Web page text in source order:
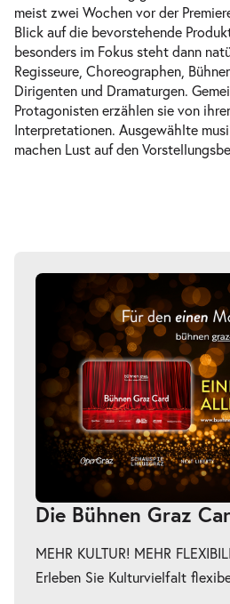
So. 06.12.2026
11:00–12:15 Uhr
Vor der Premiere »Im
Vor der Premiere
Paradise«-
So.
14.03.2027
So. 14.03.2027
11:00–12:15 Uhr
Vor der Premiere
So. 02.05.2027
11:00–12:15 Uhr
meist zwei Wochen vor der
Blick auf die bevorstehende
besonders im Fokus steht dann
Regisseure, Choreographen,
Dirigenten und Dramaturgen.
Protagonisten erzählen sie von
Interpretationen. Ausgewählte
machen Lust auf den
Die Bühnen Graz
MEHR KULTUR! MEHR
Erleben Sie Kulturvielfalt